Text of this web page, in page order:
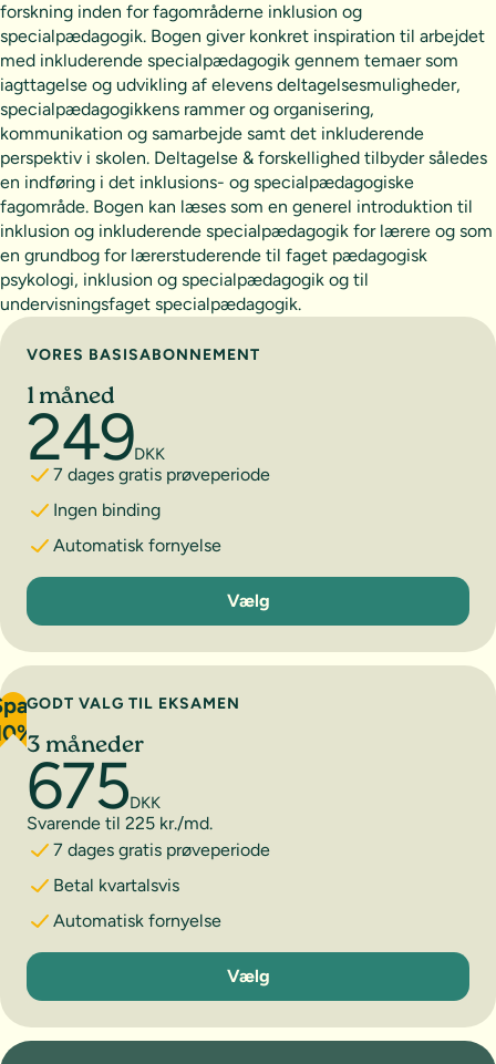
forskning inden for fagområderne inklusion og
specialpædagogik. Bogen giver konkret inspiration til arbejdet
med inkluderende specialpædagogik gennem temaer som
iagttagelse og udvikling af elevens deltagelsesmuligheder,
specialpædagogikkens rammer og organisering,
kommunikation og samarbejde samt det inkluderende
perspektiv i skolen. Deltagelse & forskellighed tilbyder således
en indføring i det inklusions- og specialpædagogiske
fagområde. Bogen kan læses som en generel introduktion til
inklusion og inkluderende specialpædagogik for lærere og som
en grundbog for lærerstuderende til faget pædagogisk
psykologi, inklusion og specialpædagogik og til
undervisningsfaget specialpædagogik.
Vælg abonnement
VORES BASISABONNEMENT
1 måned
249DKK
7 dages gratis prøveperiode
Ingen binding
Automatisk fornyelse
1 måned
Vælg
GODT VALG TIL EKSAMEN
3 måneder
675DKK
Svarende til 225 kr./md.
7 dages gratis prøveperiode
Betal kvartalsvis
Automatisk fornyelse
3 måneder
Vælg